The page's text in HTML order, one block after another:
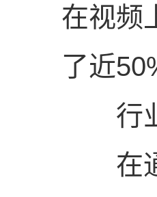
在视频
了近
行业
在通